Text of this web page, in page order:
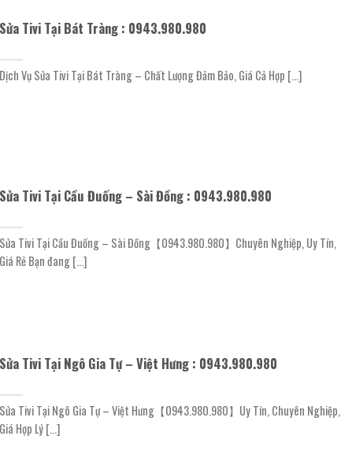
Sửa Tivi Tại Bát Tràng : 0943.980.980
Dịch Vụ Sửa Tivi Tại Bát Tràng – Chất Lượng Đảm Bảo, Giá Cả Hợp [...]
Sửa Tivi Tại Cầu Đuống – Sài Đồng : 0943.980.980
Sửa Tivi Tại Cầu Đuống – Sài Đồng【0943.980.980】Chuyên Nghiệp, Uy Tín,
Giá Rẻ Bạn đang [...]
Sửa Tivi Tại Ngô Gia Tự – Việt Hưng : 0943.980.980
Sửa Tivi Tại Ngô Gia Tự – Việt Hưng【0943.980.980】Uy Tín, Chuyên Nghiệp,
Giá Hợp Lý [...]